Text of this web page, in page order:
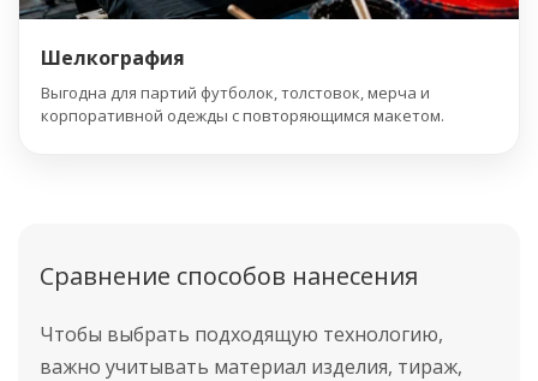
Шелкография
Выгодна для партий футболок, толстовок, мерча и
корпоративной одежды с повторяющимся макетом.
Сравнение способов нанесения
Чтобы выбрать подходящую технологию,
важно учитывать материал изделия, тираж,